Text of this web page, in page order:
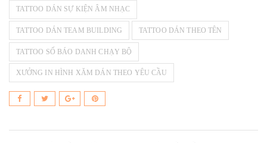
TATTOO DÁN SỰ KIỆN ÂM NHẠC
TATTOO DÁN TEAM BUILDING TATTOO DÁN THEO TÊN
TATTOO SỐ BÁO DANH CHẠY BỘ
XƯỞNG IN HÌNH XĂM DÁN THEO YÊU CẦU